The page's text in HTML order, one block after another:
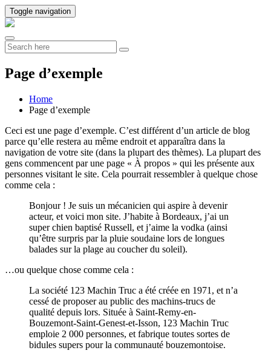
Toggle navigation
Page d’exemple
Home
Page d’exemple
Ceci est une page d’exemple. C’est différent d’un article de blog
parce qu’elle restera au même endroit et apparaîtra dans la
navigation de votre site (dans la plupart des thèmes). La plupart des
gens commencent par une page « À propos » qui les présente aux
personnes visitant le site. Cela pourrait ressembler à quelque chose
comme cela :
Bonjour ! Je suis un mécanicien qui aspire à devenir
acteur, et voici mon site. J’habite à Bordeaux, j’ai un
super chien baptisé Russell, et j’aime la vodka (ainsi
qu’être surpris par la pluie soudaine lors de longues
balades sur la plage au coucher du soleil).
…ou quelque chose comme cela :
La société 123 Machin Truc a été créée en 1971, et n’a
cessé de proposer au public des machins-trucs de
qualité depuis lors. Située à Saint-Remy-en-
Bouzemont-Saint-Genest-et-Isson, 123 Machin Truc
emploie 2 000 personnes, et fabrique toutes sortes de
bidules supers pour la communauté bouzemontoise.